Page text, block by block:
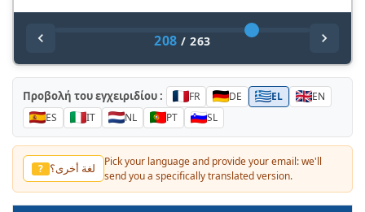
208 /263
Προβολή του εγχειριδίου : FR DE EL
EN
ES
IT NL PT SL
? لغة أخرى؟
Pick your language and provide your email: we'll
send you a specifically translated version.